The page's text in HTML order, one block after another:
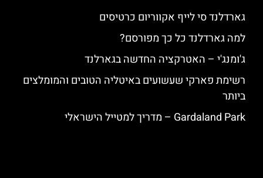
גארדלנד סי לייף אקווריום כרטיסים
למה גארדלנד כל כך מפורסם?
ג'ומנג'י – האטרקציה החדשה בגארלנד
רשימת פארקי שעשועים באיטליה הטובים והמומלצים
ביותר
Gardaland Park – מדריך למטייל הישראלי